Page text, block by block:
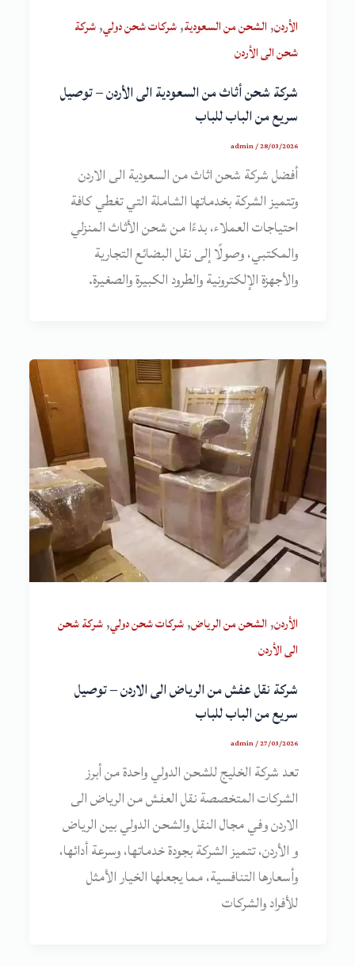
الأردن, الشحن من السعودية,شركات شحن دولي,شركة
شحن الى الأردن
شركة شحن أثاث من السعودية الى الأردن – توصيل
سريع من الباب للباب
admin/28/03/2026
أفضل شركة شحن اثاث من السعودية الى الاردن
وتتميز الشركة بخدماتها الشاملة التي تغطي كافة
احتياجات العملاء، بدءًا من شحن الأثاث المنزلي
والمكتبي، وصولًا إلى نقل البضائع التجارية
والأجهزة الإلكترونية والطرود الكبيرة والصغيرة.
الأردن, الشحن من الرياض,شركات شحن دولي,شركة شحن
الى الأردن
شركة نقل عفش من الرياض الى الاردن – توصيل
سريع من الباب للباب
admin/27/03/2026
تعد شركة الخليج للشحن الدولي واحدة من أبرز
الشركات المتخصصة نقل العفش من الرياض الى
الاردن وفي مجال النقل والشحن الدولي بين الرياض
و الأردن، تتميز الشركة بجودة خدماتها، وسرعة أدائها،
وأسعارها التنافسية، مما يجعلها الخيار الأمثل
للأفراد والشركات